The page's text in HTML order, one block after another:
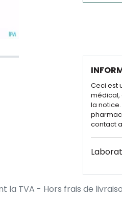
Ceci est
médical,
la
contact
la TVA - Hors frais de